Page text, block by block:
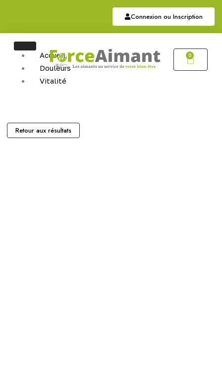
Connexion ou Inscription
Accueil
Douleurs
Vitalité
Hématite
0
Retour aux résultats